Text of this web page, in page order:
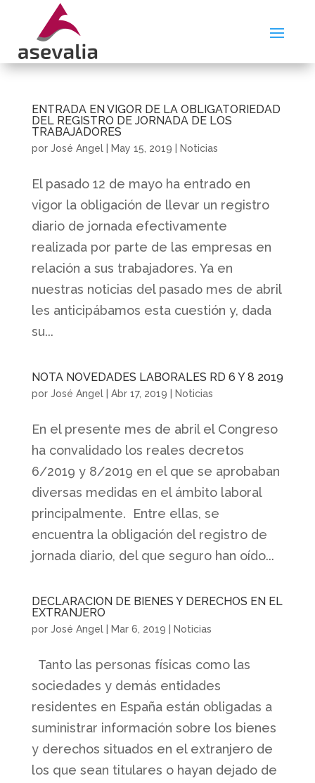
ENTRADA EN VIGOR DE LA OBLIGATORIEDAD
DEL REGISTRO DE JORNADA DE LOS
TRABAJADORES
por José Angel| May 15, 2019 Noticias
El pasado 12 de mayo ha entrado en
vigor la obligación de llevar un registro
diario de jornada efectivamente
realizada por parte de las empresas en
relación a sus trabajadores. Ya en
nuestras noticias del pasado mes de abril
les anticipábamos esta cuestión y, dada
su...
NOTA NOVEDADES LABORALES RD 6 Y 8 2019
por José Angel| Abr 17, 2019 Noticias
En el presente mes de abril el Congreso
ha convalidado los reales decretos
6/2019 y 8/2019 en el que se aprobaban
diversas medidas en el ámbito laboral
principalmente. Entre ellas, se
encuentra la obligación del registro de
jornada diario, del que seguro han oído...
DECLARACION DE BIENES Y DERECHOS EN EL
EXTRANJERO
por José Angel| Mar 6, 2019 Noticias
Tanto las personas físicas como las
sociedades y demás entidades
residentes en España están obligadas a
suministrar información sobre los bienes
y derechos situados en el extranjero de
los que sean titulares o hayan dejado de